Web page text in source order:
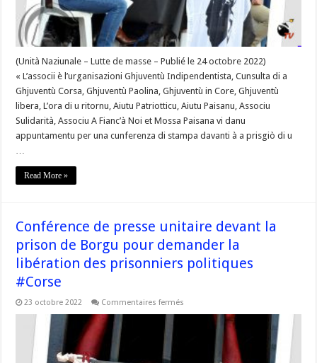
reprise
des
négociations
sans
acte
fort
de
la
de
l’Etat
égard
la
(Unità Naziunale – Lutte de masse – Publié le 24 octobre 2022)
« L’associi è l’urganisazioni Ghjuventù Indipendentista, Cunsulta di a
Ghjuventù Corsa, Ghjuventù Paolina, Ghjuventù in Core, Ghjuventù
libera, L’ora di u ritornu, Aiutu Patriotticu, Aiutu Paisanu, Associu
Sulidarità, Associu A Fianc’à Noi et Mossa Paisana vi danu
appuntamentu per una cunferenza di stampa davanti à a prisgiò di u
…
Read More »
Conférence de presse unitaire devant la
prison de Borgu pour demander la
libération des prisonniers politiques
#Corse
23 octobre 2022 Commentaires fermés